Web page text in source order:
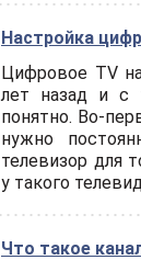
Настройка
Цифровое TV
лет назад и с
понятно. Во-
нужно
телевизор для
у такого
Что такое